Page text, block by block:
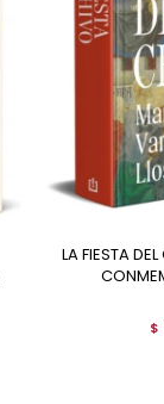
LA FIESTA DEL CHIVO (EDICION
$